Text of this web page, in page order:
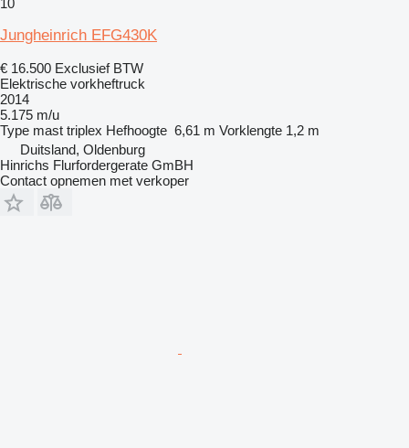
Jungheinrich EFG430K
€ 16.500 Exclusief BTW
Elektrische vorkheftruck
2014
5.175 m/u
Type mast triplex Hefhoogte 6,61 m Vorklengte 1,2 m
Duitsland, Oldenburg
Hinrichs Flurfordergerate GmBH
Contact opnemen met verkoper